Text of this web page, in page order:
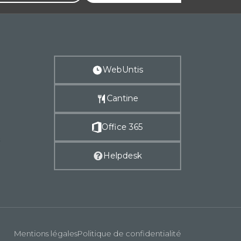
WebUntis
Cantine
Office 365
Helpdesk
Mentions légalesPolitique de confidentialité